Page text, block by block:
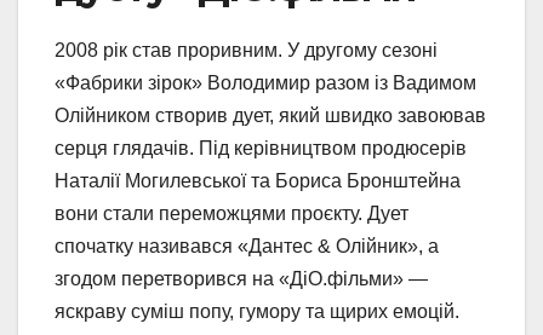
2008 рік став проривним. У другому сезоні
«Фабрики зірок» Володимир разом із Вадимом
Олійником створив дует, який швидко завоював
серця глядачів. Під керівництвом продюсерів
Наталії Могилевської та Бориса Бронштейна
вони стали переможцями проєкту. Дует
спочатку називався «Дантес & Олійник», а
згодом перетворився на «ДіО.фільми» —
яскраву суміш попу, гумору та щирих емоцій.